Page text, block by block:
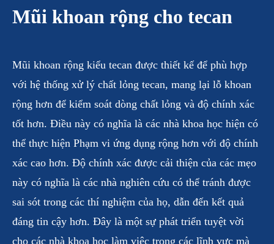
Mũi khoan rộng cho tecan
Mũi khoan rộng kiểu tecan được thiết kế để phù hợp
với hệ thống xử lý chất lỏng tecan, mang lại lỗ khoan
rộng hơn để kiểm soát dòng chất lỏng và độ chính xác
tốt hơn. Điều này có nghĩa là các nhà khoa học hiện có
thể thực hiện Phạm vi ứng dụng rộng hơn với độ chính
xác cao hơn. Độ chính xác được cải thiện của các mẹo
này có nghĩa là các nhà nghiên cứu có thể tránh được
sai sót trong các thí nghiệm của họ, dẫn đến kết quả
đáng tin cậy hơn. Đây là một sự phát triển tuyệt vời
cho các nhà khoa học làm việc trong các lĩnh vực mà